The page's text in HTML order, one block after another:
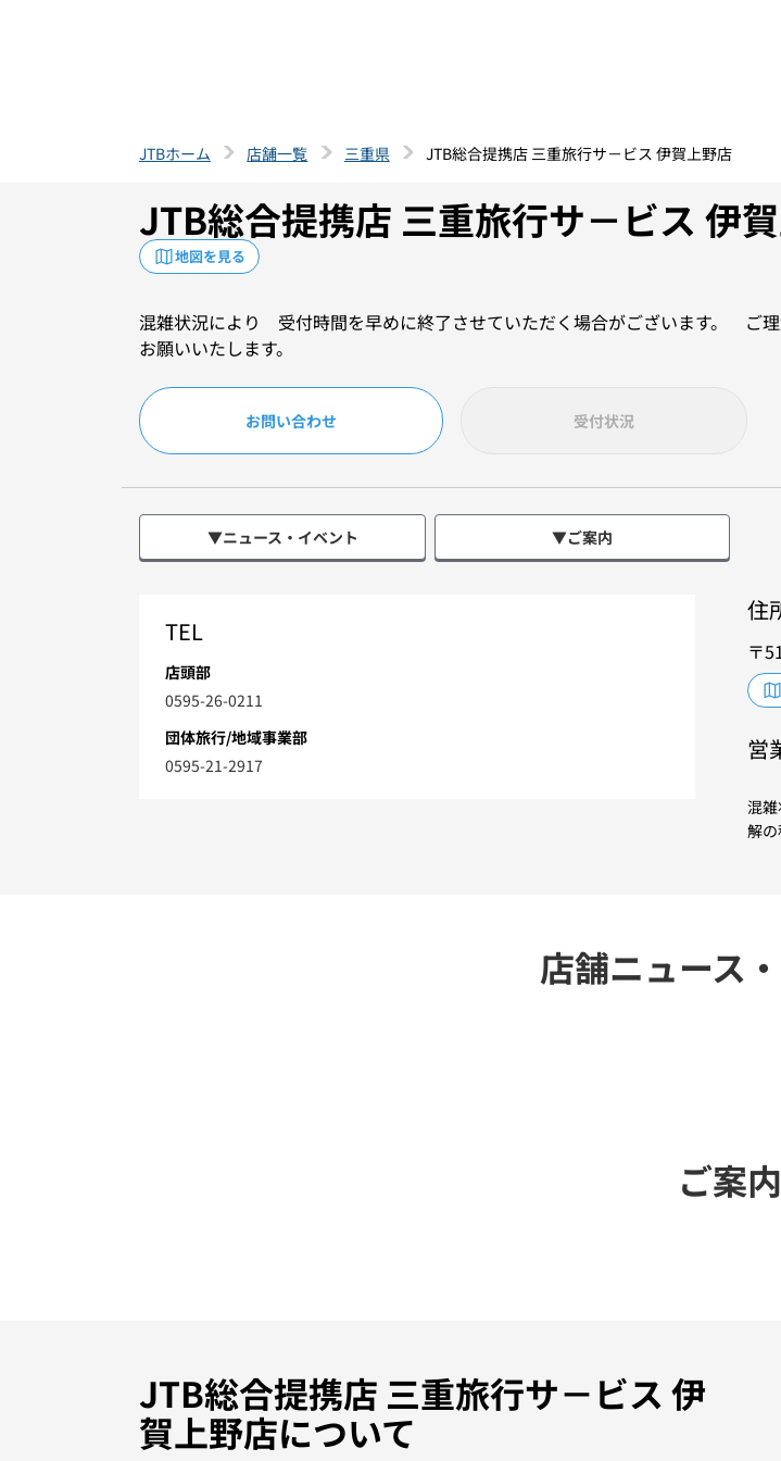
JTBホーム 店舗一覧 三重県 JTB総合提携店 三重旅行サ－ビス 伊賀上野店
JTB総合提携店 三重旅行サ－ビス 伊
地図を見る
混雑状況により 受付時間を早めに終了させていただく場合がございます。 ご理
お願いいたします。
お問い合わせ 受付状況
▼ニュース・イベント ▼ご案内
TEL
店頭部
0595-26-0211
団体旅行/地域事業部
0595-21-2917
住
営
混
解の
店舗ニュース
ご案内
JTB総合提携店 三重旅行サ－ビス 伊
賀上野店について